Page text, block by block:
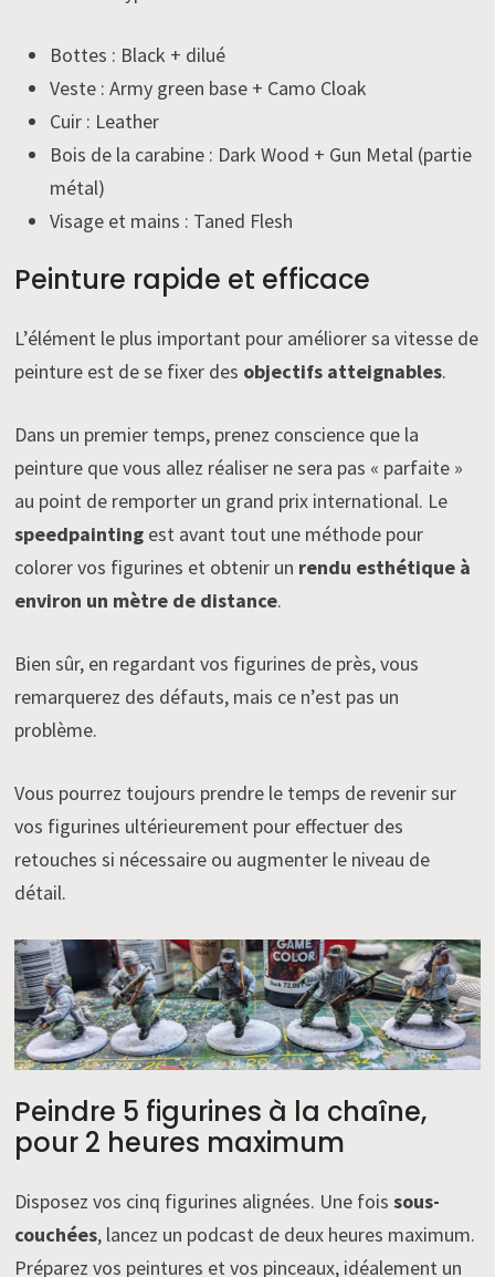
Bottes : Black + dilué
Veste : Army green base + Camo Cloak
Cuir : Leather
Bois de la carabine : Dark Wood + Gun Metal (partie
métal)
Visage et mains : Taned Flesh
Peinture rapide et efficace
L’élément le plus important pour améliorer sa vitesse de
peinture est de se fixer des objectifs atteignables.
Dans un premier temps, prenez conscience que la
peinture que vous allez réaliser ne sera pas « parfaite »
au point de remporter un grand prix international. Le
speedpainting est avant tout une méthode pour
colorer vos figurines et obtenir un rendu esthétique à
environ un mètre de distance.
Bien sûr, en regardant vos figurines de près, vous
remarquerez des défauts, mais ce n’est pas un
problème.
Vous pourrez toujours prendre le temps de revenir sur
vos figurines ultérieurement pour effectuer des
retouches si nécessaire ou augmenter le niveau de
détail.
Peindre 5 figurines à la chaîne,
pour 2 heures maximum
Disposez vos cinq figurines alignées. Une foissous-
couchées, lancez un podcast de deux heures maximum.
Préparez vos peintures et vos pinceaux, idéalement un